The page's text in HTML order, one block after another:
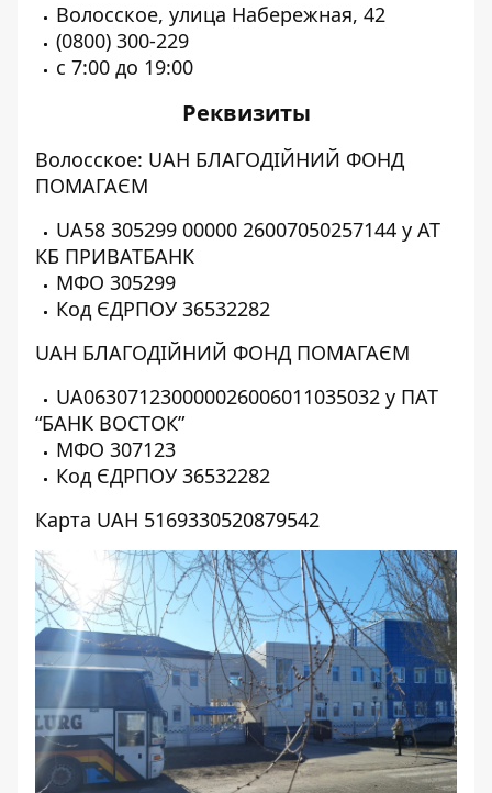
Волосское, улица Набережная, 42
(0800) 300-229
с 7:00 до 19:00
Реквизиты
Волосское: UAH БЛАГОДІЙНИЙ ФОНД
ПОМАГАЄМ
UA58 305299 00000 26007050257144 у АТ
КБ ПРИВАТБАНК
МФО 305299
Код ЄДРПОУ 36532282
UAH БЛАГОДІЙНИЙ ФОНД ПОМАГАЄМ
UA063071230000026006011035032 у ПАТ
“БАНК ВОСТОК”
МФО 307123
Код ЄДРПОУ 36532282
Карта UAH 5169330520879542